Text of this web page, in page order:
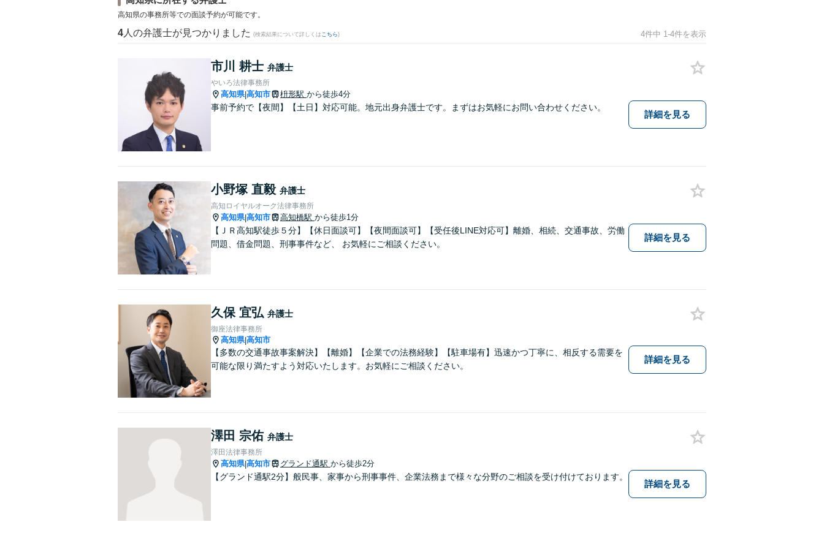
高知県の事務所等での面談予約が可能です。
4 人の弁護士が見つかりました (検索結果について詳しくは こちら) 4件中 1-4件を表示
市川 耕士 弁護士
やいろ法律事務所
高知県|高知市 枡形駅 から徒歩4分
事前予約で【夜間】【土日】対応可能。地元出身弁護士です。まずはお気軽にお問い合わせください。
詳細を見る
小野塚 直毅 弁護士
高知ロイヤルオーク法律事務所
高知県|高知市 高知橋駅 から徒歩1分
【ＪＲ高知駅徒歩５分】【休日面談可】【夜間面談可】【受任後LINE対応可】離婚、相続、交通事故、労働
問題、借金問題、刑事事件など、 お気軽にご相談ください。
詳細を見る
久保 宜弘 弁護士
御座法律事務所
高知県|高知市
【多数の交通事故事案解決】【離婚】【企業での法務経験】【駐車場有】迅速かつ丁寧に、相反する需要を
可能な限り満たすよう対応いたします。お気軽にご相談ください。
詳細を見る
澤田 宗佑 弁護士
澤田法律事務所
高知県|高知市 グランド通駅 から徒歩2分
【グランド通駅2分】般民事、家事から刑事事件、企業法務まで様々な分野のご相談を受け付けております。
詳細を見る